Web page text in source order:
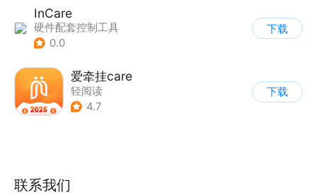
InCare
硬件配套控制工具
0.0
下载
爱牵挂care
轻阅读
4.7
下载
联系我们